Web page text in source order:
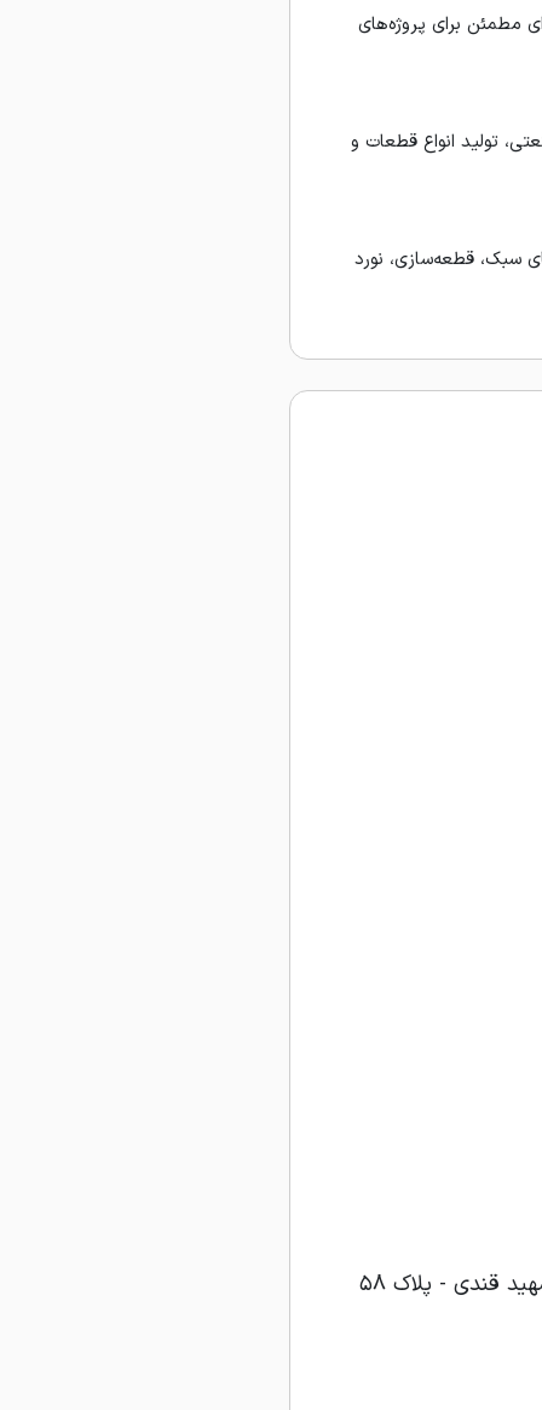
مطمئن برای پروژه‌های
تولید انواع قطعات و
سبک، قطعه‌سازی، نورد
قندی - پلاک ۵۸